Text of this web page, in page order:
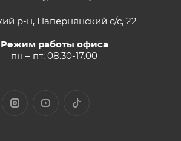
р-н, Папернянский с/с, 22
Режим работы офиса
пн – пт: 08.30-17.00